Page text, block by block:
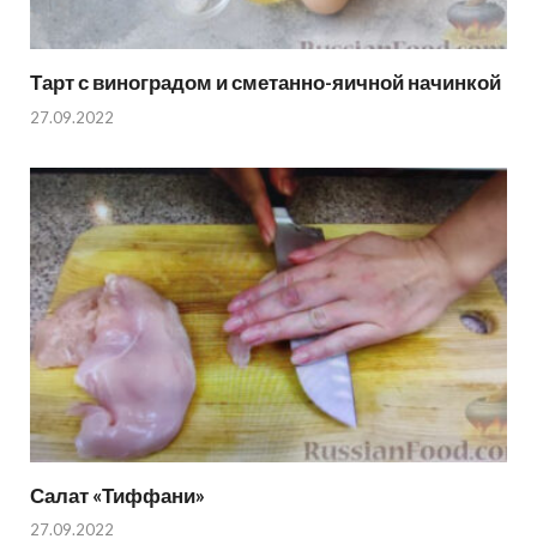
Тарт с виноградом и сметанно-яичной начинкой
27.09.2022
Салат «Тиффани»
27.09.2022